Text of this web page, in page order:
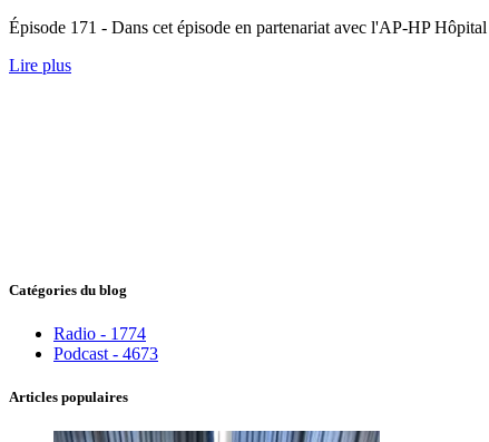
Épisode 171 - Dans cet épisode en partenariat avec l'AP-HP
Lire plus
Catégories du blog
Radio - 1774
Podcast - 4673
Articles populaires